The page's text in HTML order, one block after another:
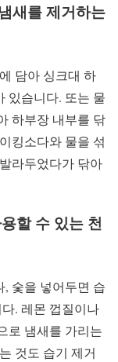
새를 제거하는
담아 싱크대 하
있습니다. 또는 물
하부장 내부를 닦
킹소다와 물을 섞
라두었다가 닦아
할 수 있는 천
숯을 넣어두면 습
. 레몬 껍질이나
로 냄새를 가리는
것도 습기 제거